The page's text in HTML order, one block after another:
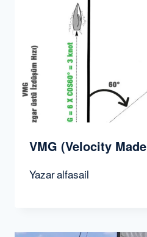
VMG (Velocity
Yazaralfasail